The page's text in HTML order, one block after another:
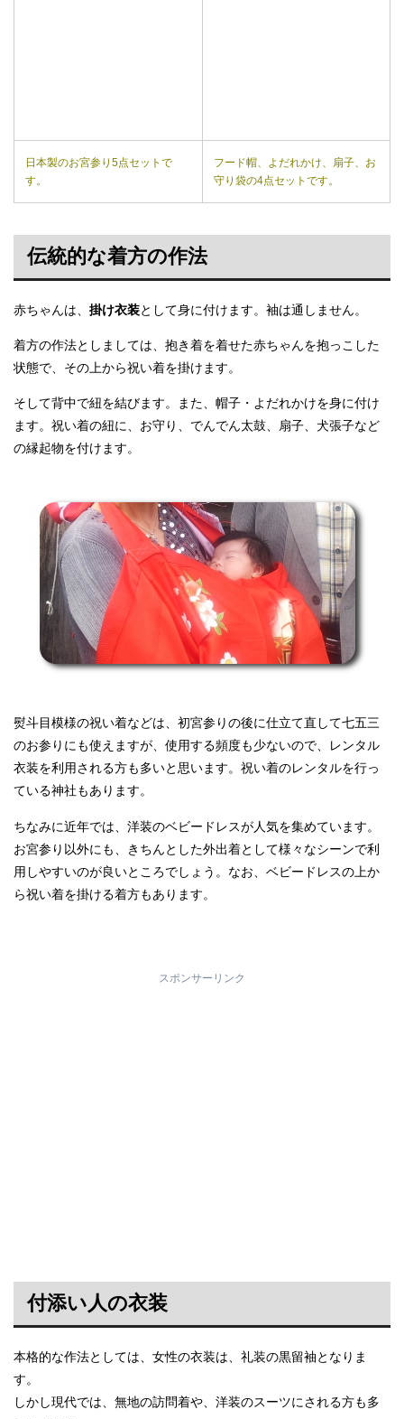
日本製のお宮参り5点セットで
す。
フード帽、よだれかけ、扇子、お
守り袋の4点セットです。
伝統的な着方の作法
赤ちゃんは、 掛け衣装として身に付けます。袖は通しません。
着方の作法としましては、抱き着を着せた赤ちゃんを抱っこした
状態で、その上から祝い着を掛けます。
そして背中で紐を結びます。また、帽子・よだれかけを身に付け
ます。祝い着の紐に、お守り、でんでん太鼓、扇子、犬張子など
の縁起物を付けます。
熨斗目模様の祝い着などは、初宮参りの後に仕立て直して七五三
のお参りにも使えますが、使用する頻度も少ないので、レンタル
衣装を利用される方も多いと思います。祝い着のレンタルを行っ
ている神社もあります。
ちなみに近年では、洋装のベビードレスが人気を集めています。
お宮参り以外にも、きちんとした外出着として様々なシーンで利
用しやすいのが良いところでしょう。なお、ベビードレスの上か
ら祝い着を掛ける着方もあります。
スポンサーリンク
付添い人の衣装
本格的な作法としては、女性の衣装は、礼装の黒留袖となりま
す。
しかし現代では、無地の訪問着や、洋装のスーツにされる方も多